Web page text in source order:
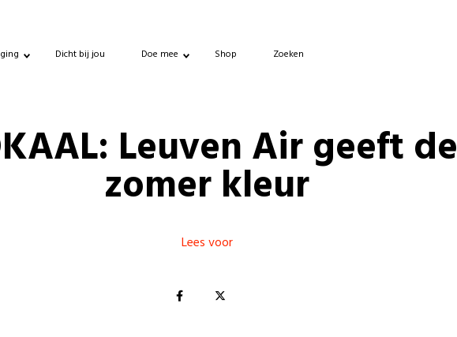
Dicht bij jou Doe mee Shop Zoeken
Leuven Air geeft de
zomer kleur
Lees voor